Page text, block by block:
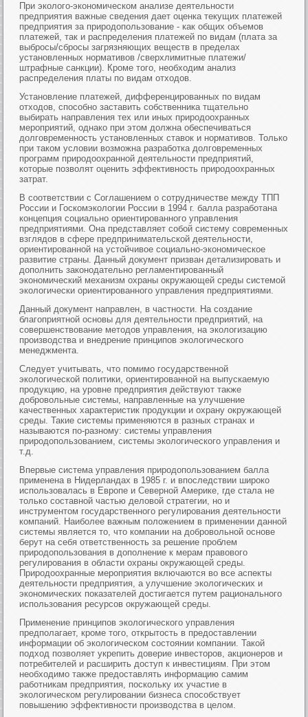
При эколого-экономическом анализе деятельности
предприятия важные сведения дает оценка текущих платежей
предприятия за природопользование - как общих объемов
платежей, так и распределения платежей по видам (плата за
выбросы/сбросы загрязняющих веществ в пределах
установленных нормативов /сверхлимитные платежи/
штрафные санкции). Кроме того, необходим анализ
распределения платы по видам отходов.
Установление платежей, дифференцированных по видам
отходов, способно заставить собственника тщательно
выбирать направления тех или иных природоохранных
мероприятий, однако при этом должна обеспечиваться
долговременность установленных ставок и нормативов. Только
при таком условии возможна разработка долговременных
программ природоохранной деятельности предприятий,
которые позволят оценить эффективность природоохранных
затрат.
В соответствии с Соглашением о сотрудничестве между ТПП
России и Госкомэкологии России в 1994 г. балла разработана
концепция социально ориентированного управления
предприятиями. Она представляет собой систему современных
взглядов в сфере предпринимательской деятельности,
ориентированной на устойчивое социально-экономическое
развитие страны. Данный документ призван детализировать и
дополнить законодательно регламентированный
экономический механизм охраны окружающей среды системой
экологически ориентированного управления предприятиями.
Данный документ направлен, в частности. На создание
благоприятной основы для деятельности предприятий, на
совершенствование методов управления, на экологизацию
производства и внедрение принципов экологического
менеджмента.
Следует учитывать, что помимо государственной
экологической политики, ориентированной на выпускаемую
продукцию, на уровне предприятия действуют также
добровольные системы, направленные на улучшение
качественных характеристик продукции и охрану окружающей
среды. Такие системы применяются в разных странах и
называются по-разному: системы управления
природопользованием, системы экологического управления и
т.д.
Впервые система управления природопользованием балла
применена в Нидерландах в 1985 г. и впоследствии широко
использовалась в Европе и Северной Америке, где стала не
только составной частью деловой стратегии, но и
инструментом государственного регулирования деятельности
компаний. Наиболее важным положением в применении данной
системы является то, что компании на добровольной основе
берут на себя ответственность за решение проблем
природопользования в дополнение к мерам правового
регулирования в области охраны окружающей среды.
Природоохранные мероприятия включаются во все аспекты
деятельности предприятия, а улучшение экологических и
экономических показателей достигается путем рационального
использования ресурсов окружающей среды.
Применение принципов экологического управления
предполагает, кроме того, открытость в предоставлении
информации об экологическом состоянии компании. Такой
подход позволяет укрепить доверие инвесторов, акционеров и
потребителей и расширить доступ к инвестициям. При этом
необходимо также предоставлять информацию самим
работникам предприятия, поскольку их участие в
экологическом регулировании бизнеса способствует
повышению эффективности производства в целом.